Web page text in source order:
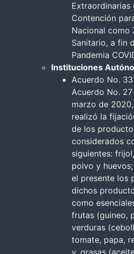
Extraordinarias
Contención
Nacional como
Sanitario, a fin
Pandemia
Instituciones
Acuerdo No.
Acuerdo No.
marzo de
realizó la
de los
considerados
siguientes:
polvo y
el presente los
dichos
como
frutas (guineo,
verduras
tomate, papa,
y, grasas